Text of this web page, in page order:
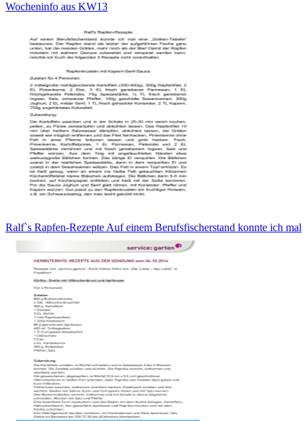
Wocheninfo aus KW13
Ralf`s Rapfen-Rezepte Auf einem Berufsfischerstand konnte ich mal